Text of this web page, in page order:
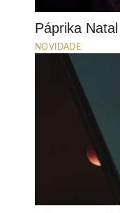
Páprika
NOVIDADE